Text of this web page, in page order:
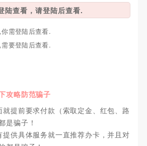
陆查看，请登陆后查看.
需登陆后查看.
要登陆后查看.
攻略防范骗子
提前要求付款（索取定金、红包、路
是骗子！
供具体服务就一直推荐办卡，并且对